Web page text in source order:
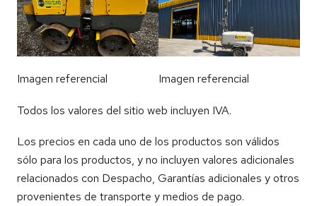
Imagen referencial Imagen referencial
Todos los valores del sitio web incluyen IVA.
Los precios en cada uno de los productos son válidos
sólo para los productos, y no incluyen valores adicionales
relacionados con Despacho, Garantías adicionales y otros
provenientes de transporte y medios de pago.